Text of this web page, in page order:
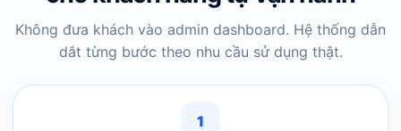
Không đưa khách vào admin dashboard. Hệ thống dẫn
dắt từng bước theo nhu cầu sử dụng thật.
1